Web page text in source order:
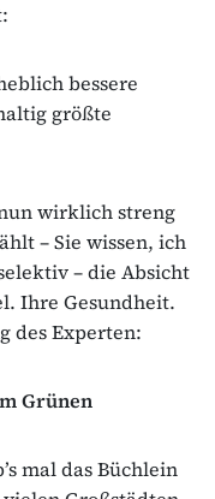
bessere
größte
wirklich streng
– Sie wissen, ich
– die Absicht
Ihre Gesundheit.
des Experten:
Grünen
mal das Büchlein